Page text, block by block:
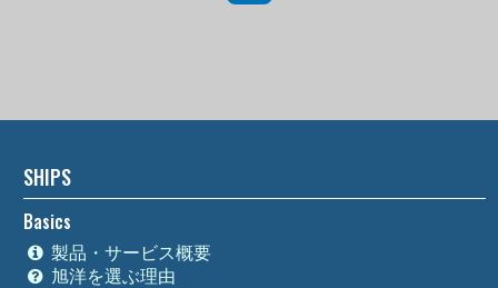
SHIPS
Basics
製品・サービス概要
旭洋を選ぶ理由